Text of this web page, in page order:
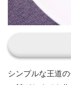
シンプルな王道